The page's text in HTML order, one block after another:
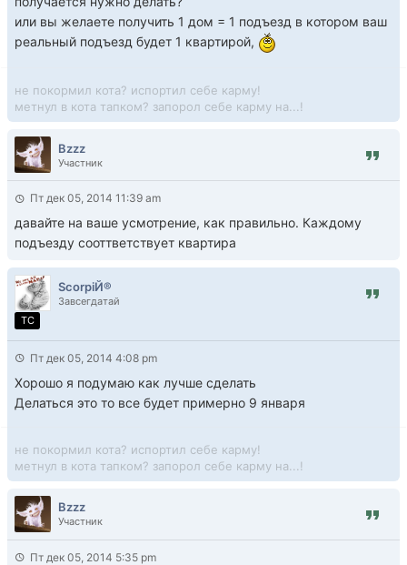
или вы желаете получить 1 дом = 1 подъезд в котором ваш
реальный подъезд будет 1 квартирой,
не покормил кота? испортил себе карму!
метнул в кота тапком? запорол себе карму на...!
Bzzz
Участник
Пт дек 05, 2014 11:39 am
давайте на ваше усмотрение, как правильно. Каждому
подъезду сооттветствует квартира
ScorpiЙ®
Завсегдатай
TC
Пт дек 05, 2014 4:08 pm
Хорошо я подумаю как лучше сделать
Делаться это то все будет примерно 9 января
не покормил кота? испортил себе карму!
метнул в кота тапком? запорол себе карму на...!
Bzzz
Участник
Пт дек 05, 2014 5:35 pm